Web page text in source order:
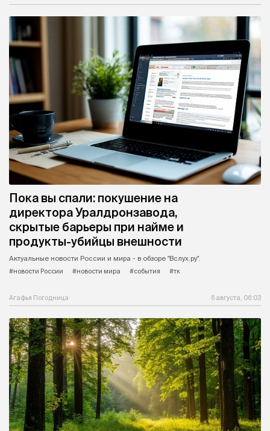
Пока вы спали: покушение на
директора Уралдронзавода,
скрытые барьеры при найме и
продукты-убийцы внешности
Актуальные новости России и мира - в обзоре "Вслух.ру".
#новости России
#новости мира #события #тк
Агафья Погодница 6 августа, 06:03